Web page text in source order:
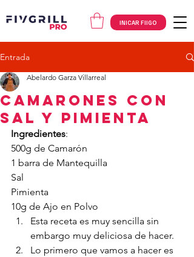
INICAR FIIGO
Entrada
Camarones con
Sal y Pimienta
Abelardo Garza Villarreal
Ingredientes:
500g de Camarón
1 barra de Mantequilla
Sal
Pimienta
10g de Ajo en Polvo
Esta receta es muy sencilla sin
embargo muy deliciosa de hacer.
Lo primero que vamos a hacer es